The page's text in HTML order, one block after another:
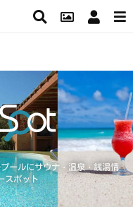
ールにサウナ・温泉・銭湯情
スポット